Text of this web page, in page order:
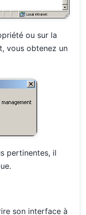
ou sur la
vous obtenez un
pertinentes, il
son interface à